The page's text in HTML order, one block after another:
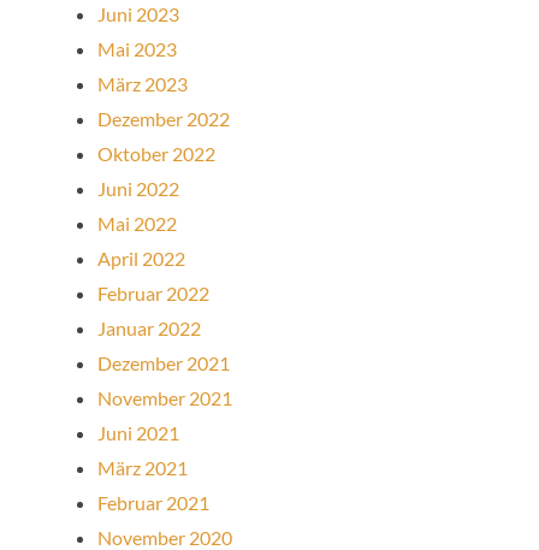
Juni 2023
Mai 2023
März 2023
Dezember 2022
Oktober 2022
Juni 2022
Mai 2022
April 2022
Februar 2022
Januar 2022
Dezember 2021
November 2021
Juni 2021
März 2021
Februar 2021
November 2020